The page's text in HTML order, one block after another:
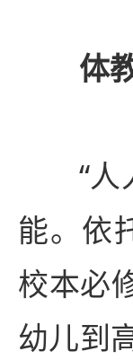
体
“
能。依
校本必
幼儿到